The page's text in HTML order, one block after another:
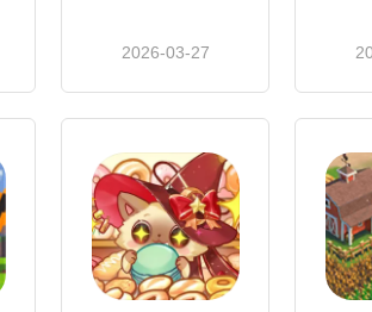
2026-03-27